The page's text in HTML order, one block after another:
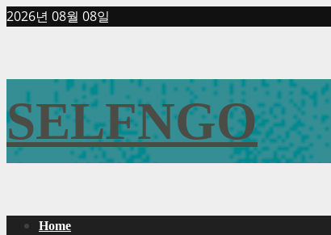
Skip
2026년 08월 08일
SELFNGO
PrimaryHome